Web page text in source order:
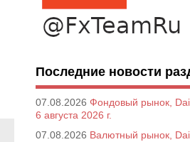
Последние новости
07.08.2026 Фондовый рынок,
6 августа 2026 г.
07.08.2026 Валютный рынок,